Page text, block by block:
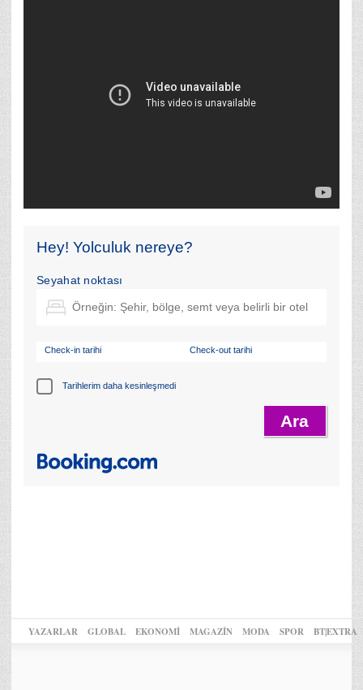
Hey! Yolculuk nereye?
Seyahat noktası
Check-in tarihi Check-out tarihi
Tarihlerim daha kesinleşmedi
YAZARLAR GLOBAL EKONOMİ MAGAZİN MODA SPOR BT|EXTRA